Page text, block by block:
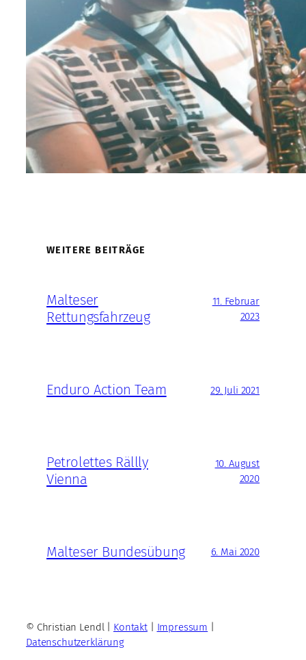
WEITERE BEITRÄGE
Malteser
Rettungsfahrzeug
11. Februar
2023
Enduro Action Team 29. Juli 2021
Petrolettes Rällly
Vienna
10. August
2020
Malteser Bundesübung 6. Mai 2020
© Christian Lendl | Kontakt| Impressum
Datenschutzerklärung